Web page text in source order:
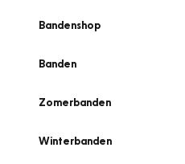
Bandenshop
Banden
Zomerbanden
Winterbanden